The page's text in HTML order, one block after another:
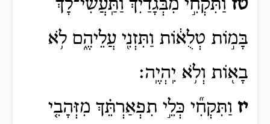
טז וַתִּקְחִ֣י מִבְּגָדַ֗יִךְ וַתַּֽעֲשִׂי־לָךְ֙
בָּמ֣וֹת טְלֻא֔וֹת וַתִּזְנִ֖י עֲלֵיהֶ֑ם לֹ֥א
בָא֖וֹת וְלֹ֥א יִֽהְיֶֽה׃
יז וַתִּקְחִ֞י כְּלֵ֣י תִפְאַרְתֵּ֗ךְ מִזְּהָבִ֤י